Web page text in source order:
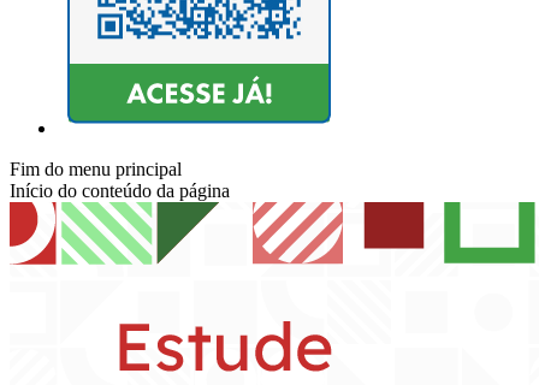
Fim do menu principal
Início do conteúdo da página